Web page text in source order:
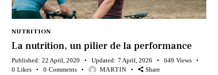
NUTRITION
La nutrition, un pilier de la performance
Published: 22 April, 2020 Updated: 7 April, 2026 649 Views
0 Likes 0 Comments MARTIN Share